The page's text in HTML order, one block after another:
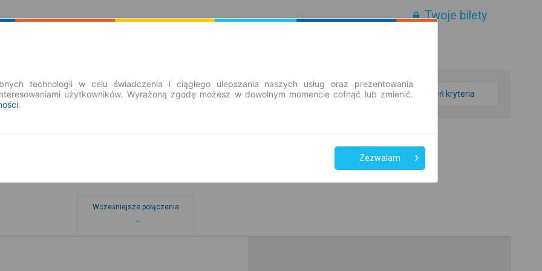
Twoje bilety
zmień kryteria
Wcześniejsze połączenia
technologii w celu świadczenia i ciągłego ulepszania naszych usług oraz prezentowania
użytkowników. Wyrażoną zgodę możesz w dowolnym momencie cofnąć lub zmienić.
.
Zezwalam